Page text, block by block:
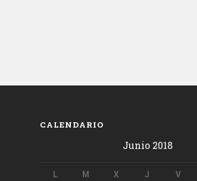
CALENDARIO
Junio 2018
L M X J V